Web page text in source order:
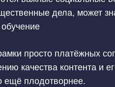
дела, может
просто платёжных
качества контента и
ещё плодотворнее.